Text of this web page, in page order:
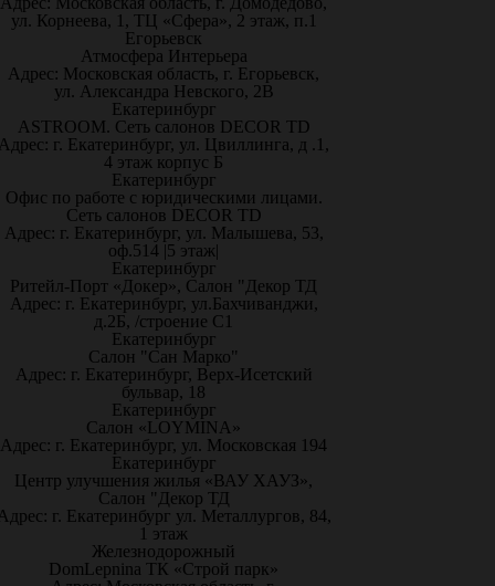
ул. Корнеева, 1, ТЦ «Сфера», 2 этаж, п.1
Егорьевск
Атмосфера Интерьера
Адрес: Московская область, г. Егорьевск,
ул. Александра Невского, 2В
Екатеринбург
ASTROOM. Сеть салонов DECOR TD
г. Екатеринбург, ул. Цвиллинга, д .1,
4 этаж корпус Б
Екатеринбург
Офис по работе с юридическими лицами.
Сеть салонов DECOR TD
Адрес: г. Екатеринбург, ул. Малышева, 53,
оф.514 |5 этаж|
Екатеринбург
Ритейл-Порт «Докер», Салон "Декор ТД
Адрес: г. Екатеринбург, ул.Бахчиванджи,
д.2Б, /строение С1
Екатеринбург
Салон "Сан Марко"
Адрес: г. Екатеринбург, Верх-Исетский
бульвар, 18
Екатеринбург
Салон «LOYMINA»
Адрес: г. Екатеринбург, ул. Московская 194
Екатеринбург
Центр улучшения жилья «ВАУ ХАУЗ»,
Салон "Декор ТД
г. Екатеринбург ул. Металлургов, 84,
1 этаж
Железнодорожный
DomLepnina ТК «Строй парк»